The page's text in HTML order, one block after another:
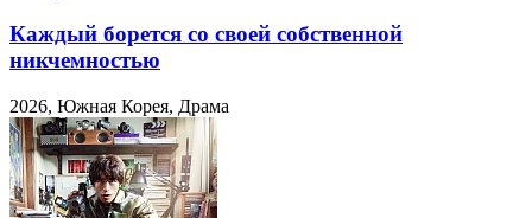
Каждый борется со своей собственной
никчемностью
2026, Южная Корея, Драма